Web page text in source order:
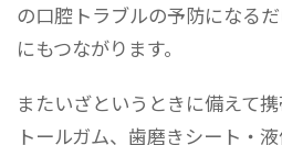
の口腔トラブルの予防になる
にもつながります。
またいざというときに備えて
トールガム、歯磨きシート・